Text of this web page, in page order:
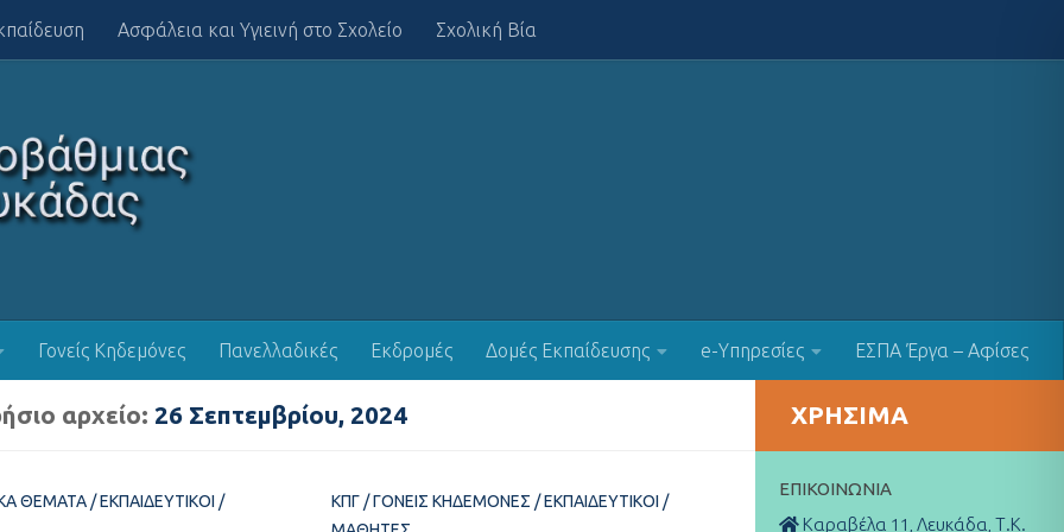
Ασφάλεια και Υγιεινή στο Σχολείο Σχολική Βία
Γονείς Κηδεμόνες Πανελλαδικές Εκδρομές Δομές Εκπαίδευσης e-Υπηρεσίες ΕΣΠΑ Έργα – Αφίσες
αρχείο: 26 Σεπτεμβρίου, 2024
ΘΈΜΑΤΑ /ΕΚΠΑΙΔΕΥΤΙΚΟΊ /
ΚΠΓ /ΓΟΝΕΊΣ ΚΗΔΕΜΌΝΕΣ /ΕΚΠΑΙΔΕΥΤΙΚΟΊ /
ΧΡΉΣΙΜΑ
ΕΠΙΚΟΙΝΩΝΊΑ
Καραβέλα 11, Λευκάδα, Τ.Κ.